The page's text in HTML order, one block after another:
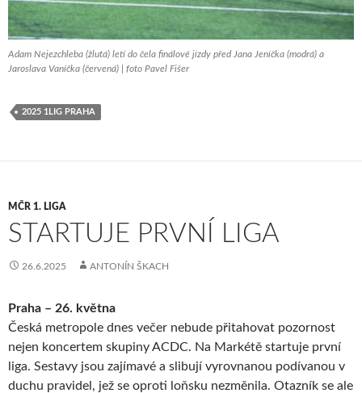
Adam Nejezchleba (žlutá) letí do čela finálové jízdy před Jana Jeníčka (modrá) a
Jaroslava Vaníčka (červená) | foto Pavel Fišer
2025 1LIG PRAHA
MČR 1. LIGA
STARTUJE PRVNÍ LIGA
26.6.2025 ANTONÍN ŠKACH
Praha – 26. května
Česká metropole dnes večer nebude přitahovat pozornost
nejen koncertem skupiny ACDC. Na Markétě startuje první
liga. Sestavy jsou zajímavé a slibují vyrovnanou podívanou v
duchu pravidel, jež se oproti loňsku nezměnila. Otazník se ale